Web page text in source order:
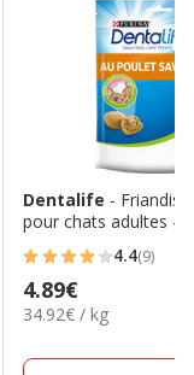
Dentalife -
pour chats adultes -
4.4
étoiles
avec
9
4.4(9)
Prix
4.89€
4.89€
34.92€
Kg
34.92€ / kg